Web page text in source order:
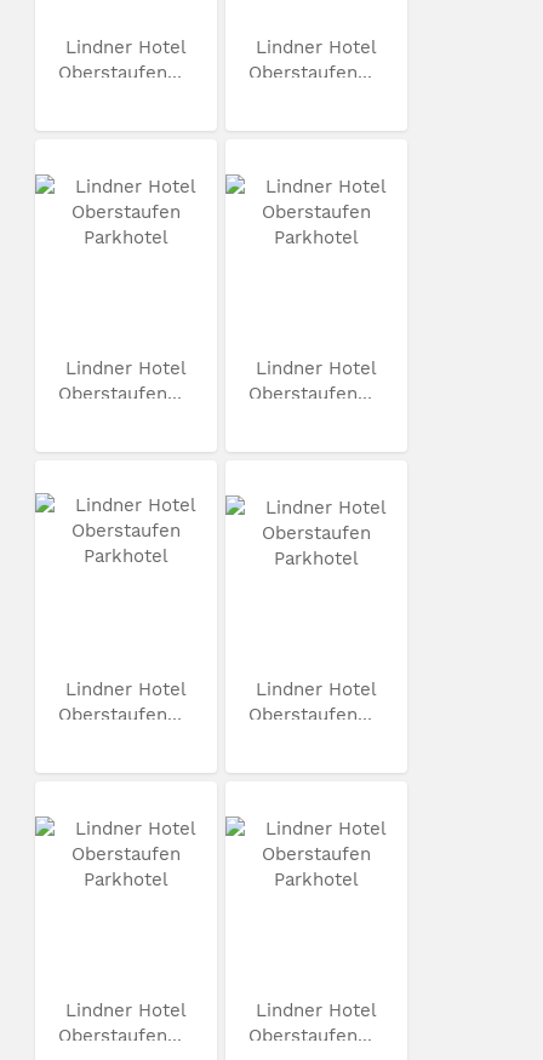
Lindner Hotel
Oberstaufen...
Lindner Hotel
Oberstaufen...
Lindner Hotel
Oberstaufen...
Lindner Hotel
Oberstaufen...
Lindner Hotel
Oberstaufen...
Lindner Hotel
Oberstaufen...
Lindner Hotel
Oberstaufen...
Lindner Hotel
Oberstaufen...